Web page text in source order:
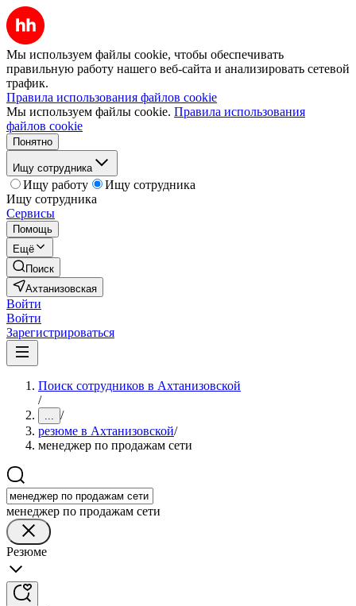
Мы используем файлы cookie, чтобы обеспечивать
правильную работу нашего веб-сайта и анализировать сетевой
трафик.
Правила использования файлов cookie
Мы используем файлы cookie. Правила использования
файлов cookie
Понятно
Ищу сотрудника
Ищу работу
Ищу сотрудника
Ищу сотрудника
Сервисы
Помощь
Ещё
Поиск
Ахтанизовская
Войти
Войти
Зарегистрироваться
Поиск сотрудников в Ахтанизовской
/
... /
резюме в Ахтанизовской/
менеджер по продажам сети
менеджер по продажам сети
Резюме